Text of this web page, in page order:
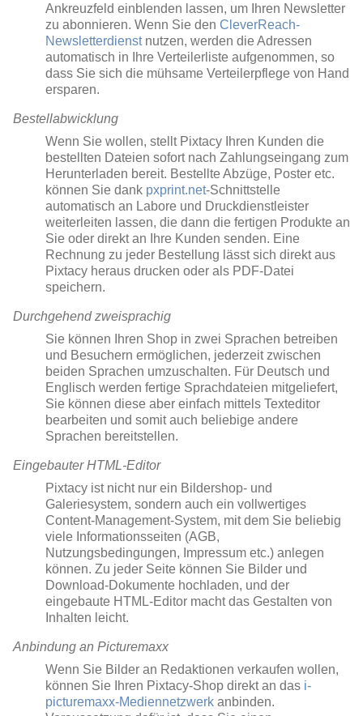
Ankreuzfeld einblenden lassen, um Ihren Newsletter
zu abonnieren. Wenn Sie den CleverReach-
Newsletterdienstnutzen, werden die Adressen
automatisch in Ihre Verteilerliste aufgenommen, so
dass Sie sich die mühsame Verteilerpflege von Hand
ersparen.
Bestellabwicklung
Wenn Sie wollen, stellt Pixtacy Ihren Kunden die
bestellten Dateien sofort nach Zahlungseingang zum
Herunterladen bereit. Bestellte Abzüge, Poster etc.
können Sie dank pxprint.net-Schnittstelle
automatisch an Labore und Druckdienstleister
weiterleiten lassen, die dann die fertigen Produkte an
Sie oder direkt an Ihre Kunden senden. Eine
Rechnung zu jeder Bestellung lässt sich direkt aus
Pixtacy heraus drucken oder als PDF-Datei
speichern.
Durchgehend zweisprachig
Sie können Ihren Shop in zwei Sprachen betreiben
und Besuchern ermöglichen, jederzeit zwischen
beiden Sprachen umzuschalten. Für Deutsch und
Englisch werden fertige Sprachdateien mitgeliefert,
Sie können diese aber einfach mittels Texteditor
bearbeiten und somit auch beliebige andere
Sprachen bereitstellen.
Eingebauter HTML-Editor
Pixtacy ist nicht nur ein Bildershop- und
Galeriesystem, sondern auch ein vollwertiges
Content-Management-System, mit dem Sie beliebig
viele Informationsseiten (AGB,
Nutzungsbedingungen, Impressum etc.) anlegen
können. Zu jeder Seite können Sie Bilder und
Download-Dokumente hochladen, und der
eingebaute HTML-Editor macht das Gestalten von
Inhalten leicht.
Anbindung an Picturemaxx
Wenn Sie Bilder an Redaktionen verkaufen wollen,
können Sie Ihren Pixtacy-Shop direkt an das i-
picturemaxx-Mediennetzwerk anbinden.